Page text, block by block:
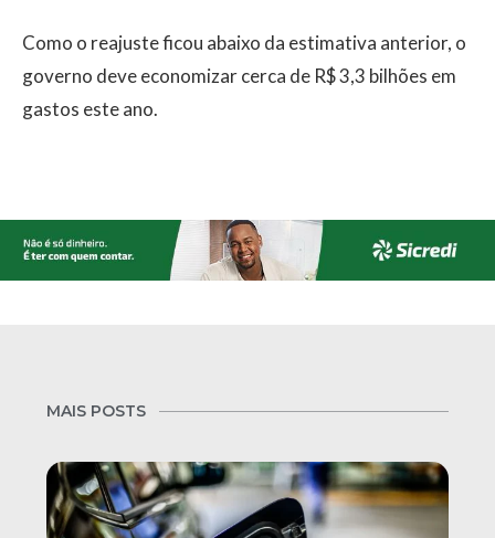
Como o reajuste ficou abaixo da estimativa anterior, o
governo deve economizar cerca de R$ 3,3 bilhões em
gastos este ano.
MAIS POSTS